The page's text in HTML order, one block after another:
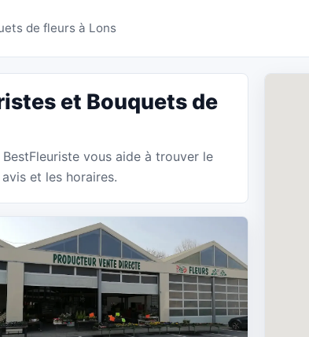
Lons - BestFleuriste
de fleurs à Lons
et Bouquets de
vous aide à trouver le
et les horaires.